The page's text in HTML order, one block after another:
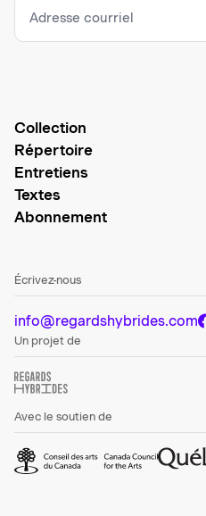
Collection
Répertoire
Entretiens
Textes
Abonnement
Écrivez-nous
info@regardshybrides.com
Un projet de
Avec le soutien de